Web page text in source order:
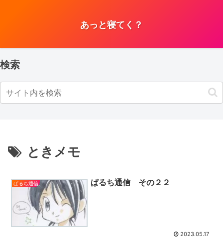
あっと寝てく？
検索
ときメモ
ぱるち通信 ぱるち通信 その２２
2023.05.17